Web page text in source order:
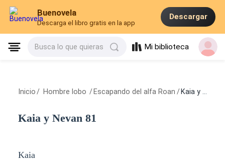
Buenovela
Descarga el libro gratis en la app
Descargar
Busca lo que quieras Mi biblioteca
Inicio / Hombre lobo / Escapando del alfa Roan / Kaia y Nevan 81
Kaia y Nevan 81
Kaia